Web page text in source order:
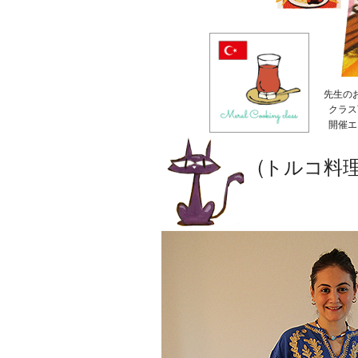
先生の
クラ
開催
(トルコ料